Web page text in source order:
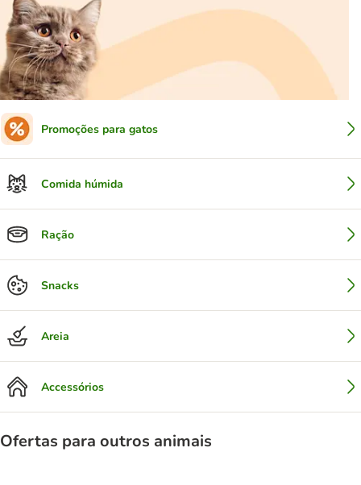
Promoções para gatos
Comida húmida
Ração
Snacks
Areia
Accessórios
Ofertas para outros animais